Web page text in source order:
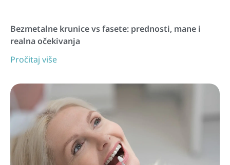
Bezmetalne krunice vs fasete: prednosti, mane i
realna očekivanja
Pročitaj više